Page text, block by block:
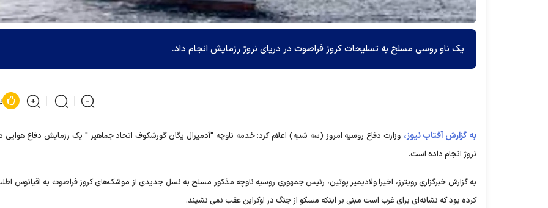
یک ناو روسی مسلح به تسلیحات کروز فراصوت در دریای نروژ رزمایش انجام داد.
به گزارش آفتاب نیوز، وزارت دفاع روسیه امروز (سه شنبه) اعلام کرد: خدمه ناوچه "آدمیرال یگان گورشکوف اتحاد جماهیر " یک رزمایش دفاع هوایی
نروژ انجام داده است.
به گزارش خبرگزاری رویترز، اخیرا ولادیمیر پوتین، رئیس جمهوری روسیه ناوچه مذکور مسلح به نسل جدیدی از موشک‌های کروز فراصوت به اقیانوس
کرده بود که نشانه‌ای برای غرب است مبنی بر اینکه مسکو از جنگ در اوکراین عقب نمی نشیند.